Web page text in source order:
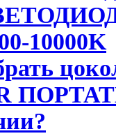
10000K